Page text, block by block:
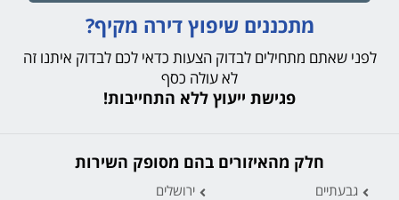
מתכננים שיפוץ דירה מקיף?
לפני שאתם מתחילים לבדוק הצעות כדאי לכם לבדוק איתנו זה
לא עולה כסף
פגישת ייעוץ ללא התחייבות!
חלק מהאיזורים בהם מסופק השירות
גבעתיים
ירושלים